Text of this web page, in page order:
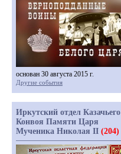
основан 30 августа 2015 г.
Другие события
Иркутский отдел Казачьего
Конвоя Памяти Царя
Мученика Николая II (204)